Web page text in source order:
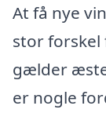
At få nye
stor forskel
gælder
er nogle